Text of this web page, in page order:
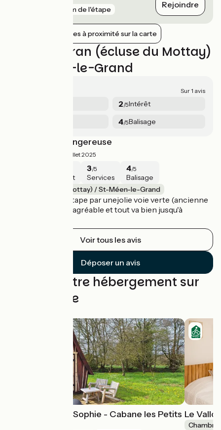
8 km de l'étape Rejoindre
Afficher les gares à proximité sur la carte
Avis sur Evran (écluse du Mottay)
/ St-Méen-le-Grand
Sur 1 avis
2/5Intérêt
4/5Balisage
2ème moitié dangereuse
Juillet 2025
Intérêt
3/5
Services
4/5
Balisage
Evran (écluse du Mottay) / St-Méen-le-Grand
On commence l'étape par unejolie voie verte (ancienne
voie ferrée) : c'est agréable et tout va bien jusqu'à
Voir tous les avis
Déposer un avis
Trouvez votre hébergement sur
cette étape
Les insolites de Sophie - Cabane les Petits Le